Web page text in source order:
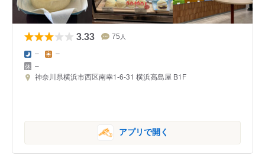
3.33 75 人
– –
–
神奈川県横浜市西区南幸1-6-31 横浜高島屋 B1F
アプリで開く